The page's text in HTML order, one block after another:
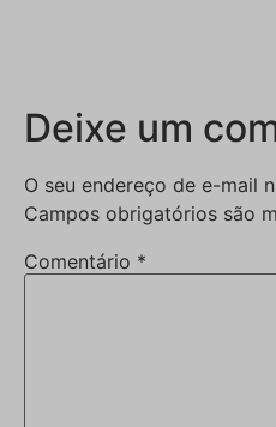
Deixe um
O seu endereço de e-mail
Campos obrigatórios são
Comentário *